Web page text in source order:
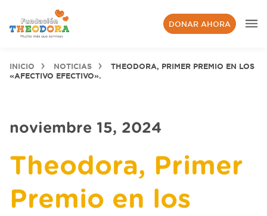
DONAR AHORA
INICIO NOTICIAS
THEODORA, PRIMER PREMIO EN LOS
«AFECTIVO EFECTIVO».
noviembre 15, 2024
Theodora, Primer
Premio en los